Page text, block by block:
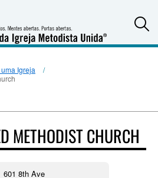
Igreja
METHODIST CHURCH
601 8th Ave